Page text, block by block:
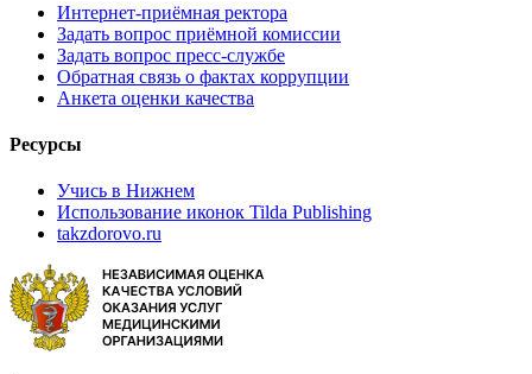
Интернет-приёмная ректора
Задать вопрос приёмной комиссии
Задать вопрос пресс-службе
Обратная связь о фактах коррупции
Анкета оценки качества
Ресурсы
Учись в Нижнем
Использование иконок Tilda Publishing
takzdorovo.ru